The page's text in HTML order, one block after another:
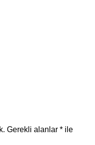
Gerekli alanlar * ile